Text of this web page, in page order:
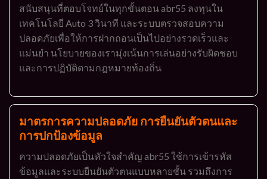
สนับสนุนที่ตอบโจทย์ในทุกขั้นตอน abr55 ลงทุนใน
เทคโนโลยี Auto 3 วินาที และระบบตรวจสอบความ
ปลอดภัยเพื่อให้การฝากถอนเป็นไปอย่างรวดเร็วและ
แม่นยำ นโยบายของเรามุ่งเน้นการเล่นอย่างรับผิดชอบ
และการปฏิบัติตามกฎหมายท้องถิ่น
มาตรการความปลอดภัย การยืนยันตัวตนและ
การปกป้องข้อมูล
ความปลอดภัยเป็นหัวใจสำคัญ abr55 ใช้การเข้ารหัส
ข้อมูลและระบบยืนยันตัวตนแบบหลายชั้น รวมถึงการ